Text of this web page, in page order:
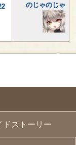
ドストーリー
のじゃのじゃ